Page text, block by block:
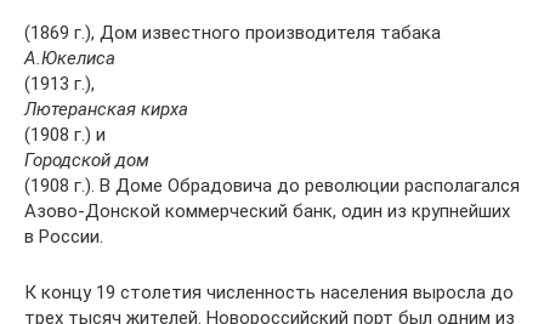
(1869 г.), Дом известного производителя табака
А.Юкелиса
(1913 г.),
Лютеранская кирха
(1908 г.) и
Городской дом
(1908 г.). В Доме Обрадовича до революции располагался
Азово-Донской коммерческий банк, один из крупнейших
в России.
К концу 19 столетия численность населения выросла до
трех тысяч жителей. Новороссийский порт был одним из